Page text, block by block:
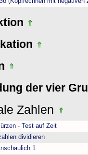
der vier
Zahlen
- Test auf Zeit
dividieren
1